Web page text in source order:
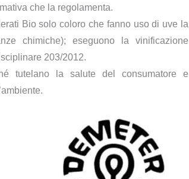
che la regolamenta.
Bio solo coloro che fanno uso di uve la
chimiche); eseguono la vinificazione
203/2012.
tutelano la salute del consumatore e